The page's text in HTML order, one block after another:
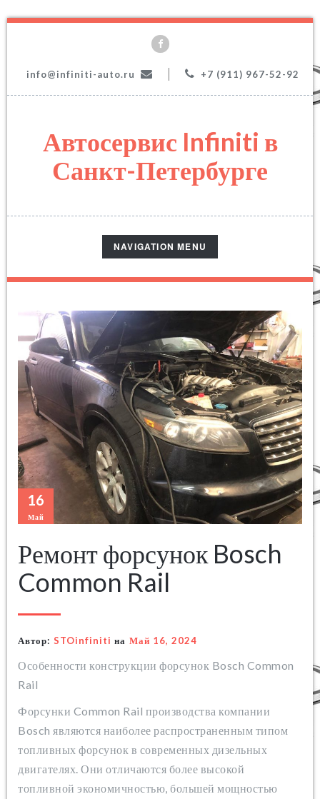
info@infiniti-auto.ru +7 (911) 967-52-92
Автосервис Infiniti в
Санкт-Петербурге
TOGGLE
NAVIGATION
NAVIGATION MENU
16
Май
Ремонт форсунок Bosch
Common Rail
Автор: STOinfiniti на Май 16, 2024
Особенности конструкции форсунок Bosch Common
Rail
Форсунки Common Rail производства компании
Bosch являются наиболее распространенным типом
топливных форсунок в современных дизельных
двигателях. Они отличаются более высокой
топливной экономичностью, большей мощностью